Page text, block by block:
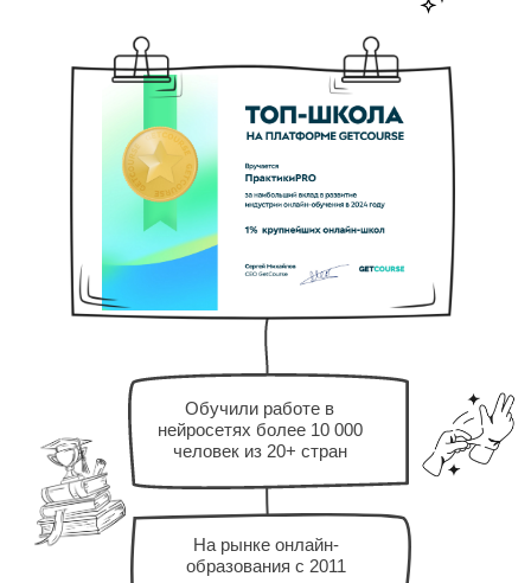
На рынке онлайн-
образования с 2011
Обучили работе в
нейросетях более 10 000
человек из 20+ стран